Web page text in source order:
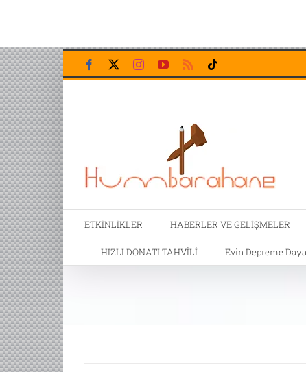
Skip
to
content
Facebook InstagramYouTubeRss
ETKİNLİKLER HABERLER VE GELİŞMELER
HIZLI DONATI TAHVİLİ Evin Depreme